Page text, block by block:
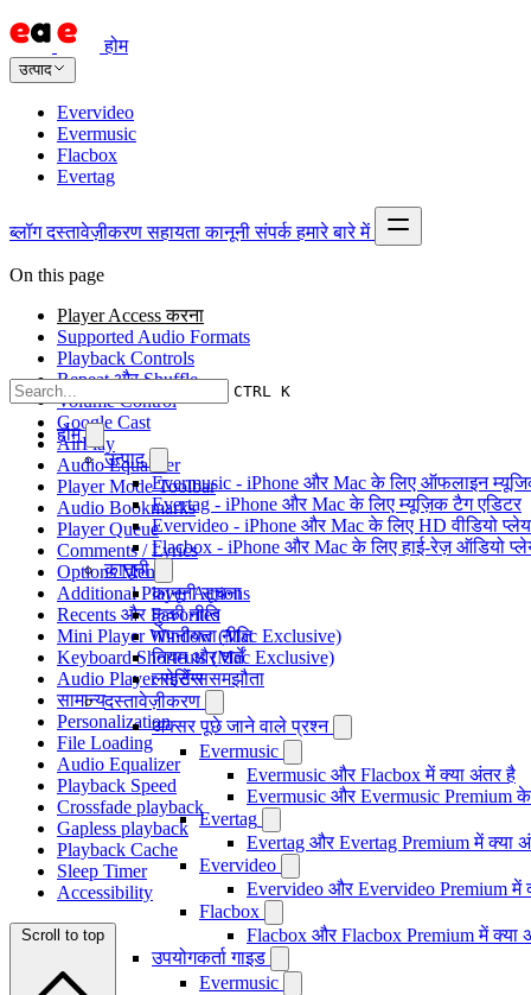
होम
उत्पाद
Evervideo
Evermusic
Flacbox
Evertag
ब्लॉग दस्तावेज़ीकरण सहायता कानूनी संपर्क हमारे बारे में
CTRL K
होम
उत्पाद
Evermusic - iPhone और Mac के लिए ऑफलाइन
Evertag - iPhone और Mac के लिए म्यूज़िक टैग एडिटर
Evervideo - iPhone और Mac के लिए HD वीडियो
Flacbox - iPhone और Mac के लिए हाई-रेज़ ऑडियो
कानूनी
कानूनी सूचना
कुकी नीति
गोपनीयता नीति
नियम और शर्तें
लाइसेंस समझौता
दस्तावेज़ीकरण
अक्सर पूछे जाने वाले प्रश्न
Evermusic
Evermusic और Flacbox में क्या अंतर है
Evermusic और Evermusic Premium
Evertag
Evertag और Evertag Premium में क्या
Evervideo
Evervideo और Evervideo Premium में
Flacbox
Flacbox और Flacbox Premium में क्या
उपयोगकर्ता गाइड
Evermusic
On this page
Player Access करना
Supported Audio Formats
Playback Controls
Repeat और Shuffle
Volume Control
Google Cast
AirPlay
Audio Equalizer
Player Mode Toolbar
Audio Bookmarks
Player Queue
Comments / Lyrics
Options Menu
Additional Player Actions
Recents और Favorites
Mini Player Window (Mac Exclusive)
Keyboard Shortcuts (Mac Exclusive)
Audio Player सेटिंग्स
सामान्य
Personalization
File Loading
Audio Equalizer
Playback Speed
Crossfade playback
Gapless playback
Playback Cache
Sleep Timer
Accessibility
Scroll to top